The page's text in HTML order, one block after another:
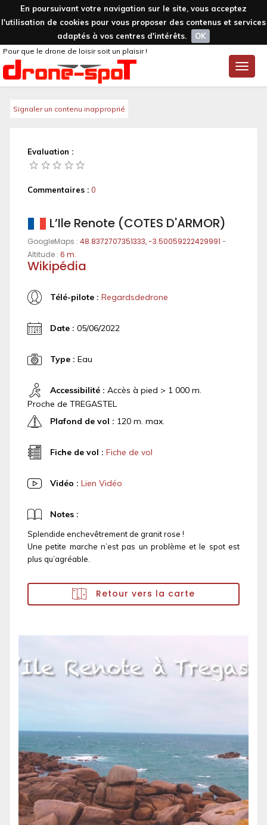
En poursuivant votre navigation sur le site, vous acceptez
l'utilisation de cookies pour vous proposer des contenus et services
adaptés à vos centres d'intérêts.
OK
Toggle
Pour que le drone de loisir soit un plaisir !
Signaler un contenu inapproprié
Evaluation :
Commentaires : 0
L’Ile Renote (COTES D'ARMOR)
GoogleMaps : 48.8372707351333, -3.50059222429991 -
Altitude : 6 m.
Wikipédia
Télé-pilote : Regardsdedrone
Date : 05/06/2022
Type : Eau
Accessibilité : Accès à pied > 1 000 m.
Proche de TREGASTEL
Plafond de vol : 120 m. max.
Fiche de vol : Fiche de vol
Vidéo : Lien Vidéo
Notes :
Splendide enchevêtrement de granit rose !
Une petite marche n’est pas un problème et le spot est
plus qu’agréable.
Retour vers la carte